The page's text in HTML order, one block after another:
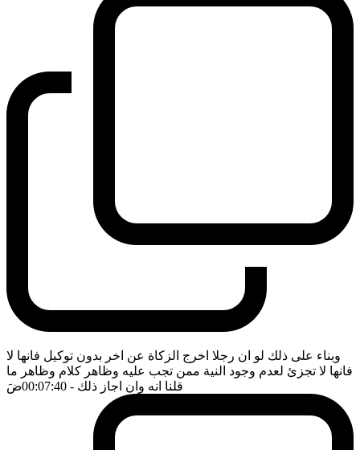
وبناء على ذلك لو ان رجلا اخرج الزكاة عن اخر بدون توكيل فانها لا
فانها لا تجزئ لعدم وجود النية ممن تجب عليه وظاهر كلام وظاهر ما
قلنا انه وان اجاز ذلك - 00:07:40 ضَ